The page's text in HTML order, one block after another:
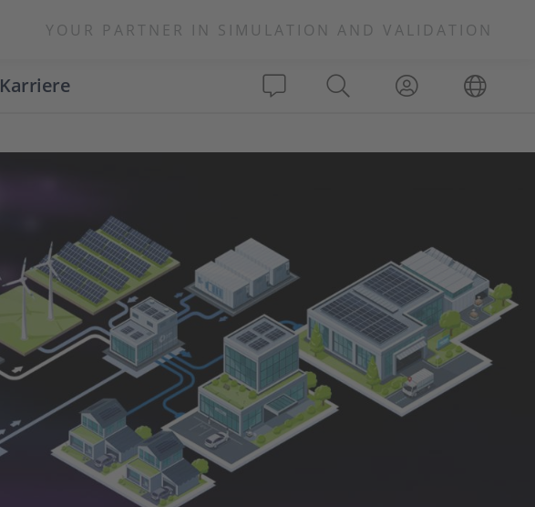
YOUR PARTNER IN SIMULATION AND VALIDATION
Karriere